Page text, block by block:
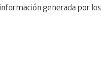
generada por los